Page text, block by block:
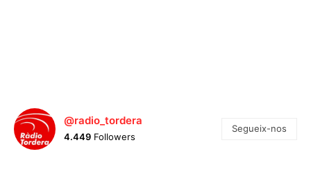
@radio_tordera
4.449 Followers
Segueix-nos